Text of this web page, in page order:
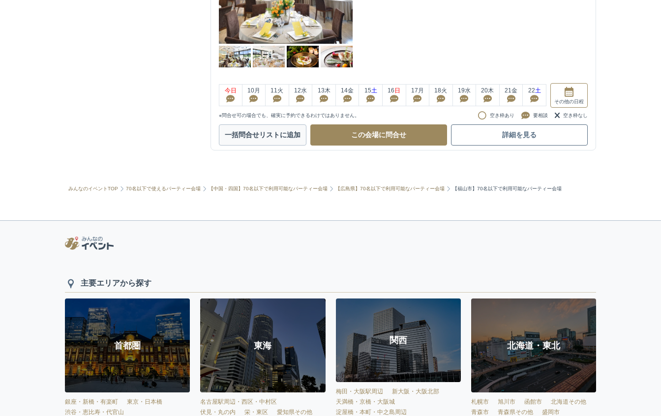
今日 10月 11火 12水 13木 14金 15土 16 日 17 月 18火 19水 20木 21金 22土
その他の日程
※問合せ可の場合でも、確実に予約できるわけではありません。 空き枠あり 要相談 空き枠なし
一括問合せリストに追加 この会場に問合せ 詳細を見る
みんなのイベントTOP 70名以下で使えるパーティー会場 【中国・四国】70名以下で利用可能なパーティー会場 【広島県】70名以下で利用可能なパーティー会場 【福山市】70名以下で利用可能なパーティー会場
主要エリアから探す
首都圏
銀座・新橋・有楽町
東京・日本橋
渋谷・恵比寿・代官山
東海
名古屋駅周辺・西区・中村区
伏見・丸の内
栄・東区
愛知県その他
関西
梅田・大阪駅周辺
新大阪・大阪北部
天満橋・京橋・大阪城
淀屋橋・本町・中之島周辺
北海道・東北
札幌市 旭川市 函館市
北海道その他
青森市
青森県その他
盛岡市